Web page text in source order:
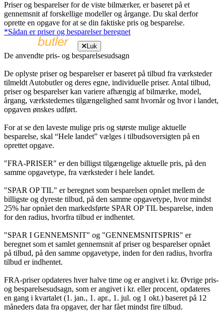
Priser og besparelser for de viste bilmærker, er baseret på et
gennemsnit af forskellige modeller og årgange. Du skal derfor
oprette en opgave for at se din faktiske pris og besparelse.
*Sådan er priser og besparelser beregnet
Luk
De anvendte pris- og besparelsesudsagn
De oplyste priser og besparelser er baseret på tilbud fra værksteder
tilmeldt Autobutler og deres egne, individuelle priser. Antal tilbud,
priser og besparelser kan variere afhængig af bilmærke, model,
årgang, værkstedernes tilgængelighed samt hvornår og hvor i landet,
opgaven ønskes udført.
For at se den laveste mulige pris og største mulige aktuelle
besparelse, skal “Hele landet” vælges i tilbudsoversigten på en
oprettet opgave.
"FRA-PRISER" er den billigst tilgængelige aktuelle pris, på den
samme opgavetype, fra værksteder i hele landet.
"SPAR OP TIL" er beregnet som besparelsen opnået mellem de
billigste og dyreste tilbud, på den samme opgavetype, hvor mindst
25% har opnået den markedsførte SPAR OP TIL besparelse, inden
for den radius, hvorfra tilbud er indhentet.
"SPAR I GENNEMSNIT" og "GENNEMSNITSPRIS" er
beregnet som et samlet gennemsnit af priser og besparelser opnået
på tilbud, på den samme opgavetype, inden for den radius, hvorfra
tilbud er indhentet.
FRA-priser opdateres hver halve time og er angivet i kr. Øvrige pris-
og besparelsesudsagn, som er angivet i kr. eller procent, opdateres
en gang i kvartalet (1. jan., 1. apr., 1. jul. og 1 okt.) baseret på 12
måneders data fra opgaver, der har fået mindst fire tilbud.